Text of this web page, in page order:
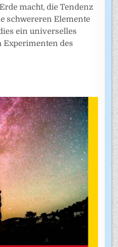
macht, die Tendenz
schwereren Elemente
ein universelles
Experimenten des